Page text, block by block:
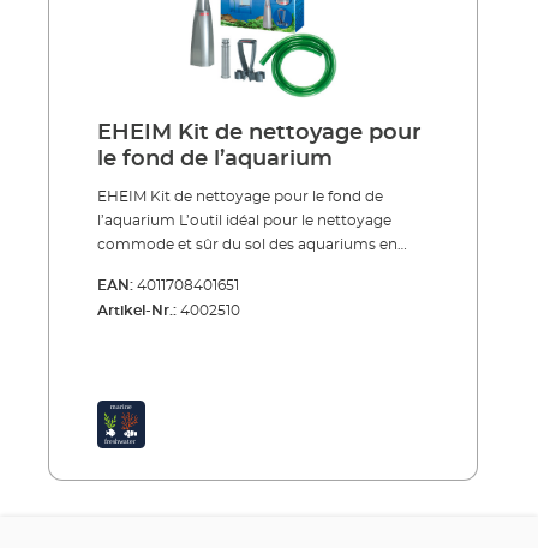
EHEIM Kit de nettoyage pour
le fond de l’aquarium
EHEIM Kit de nettoyage pour le fond de
l’aquarium L’outil idéal pour le nettoyage
commode et sûr du sol des aquariums en
partiel. La forme triangulaire arrondie vous
permet de travailler correctement dans
sécurité et confort. Utilisation lors des
changements d’eau partiels. Aide à
commode et hygiénique. Touche Quick-Stop
EAN: 4011708401651
Artikel-Nr.: 4002510